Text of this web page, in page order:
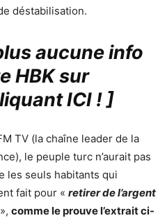
déstabilisation.
aucune info
HBK sur
ICI !]
TV (la chaîne leader de la
le peuple turc n’aurait pas
les seuls habitants qui
fait pour « retirer de l’argent
», comme le prouve l’extrait ci-